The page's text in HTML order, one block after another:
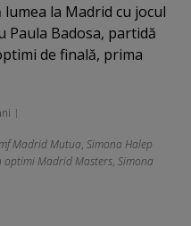
la Madrid cu jocul
Paula Badosa, partidă
de finală, prima
Madrid Mutua, Simona Halep
optimi Madrid Masters, Simona